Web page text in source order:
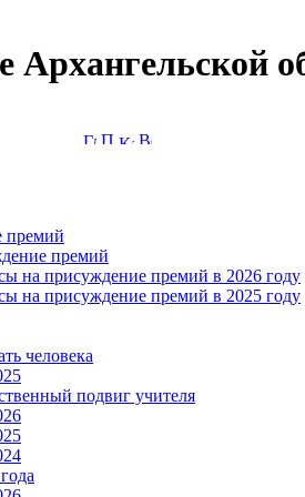
Архангельской
премий
премий
на присуждение премий в 2026 году
на присуждение премий в 2025 году
человека
подвиг учителя